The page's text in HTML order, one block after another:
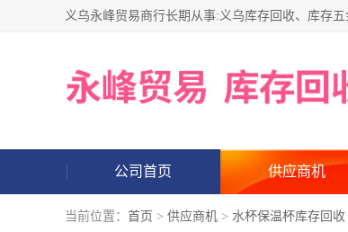
公司首页 供应商机
当前位置： 首页 > 供应商机 > 水杯保温杯库存回收